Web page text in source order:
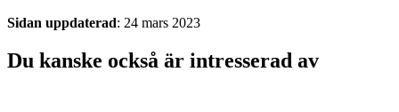
Sidan uppdaterad: 24 mars 2023
Du kanske också är intresserad av